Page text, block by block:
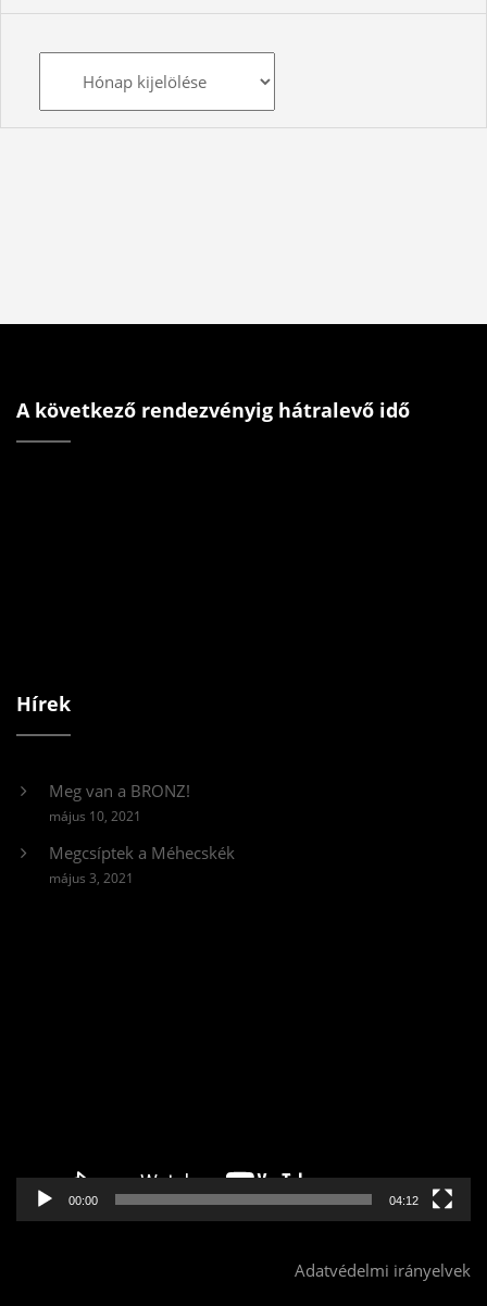
A következő rendezvényig hátralevő idő
Hírek
Meg van a BRONZ!
május 10, 2021
Megcsíptek a Méhecskék
május 3, 2021
00:00 04:12
Adatvédelmi irányelvek